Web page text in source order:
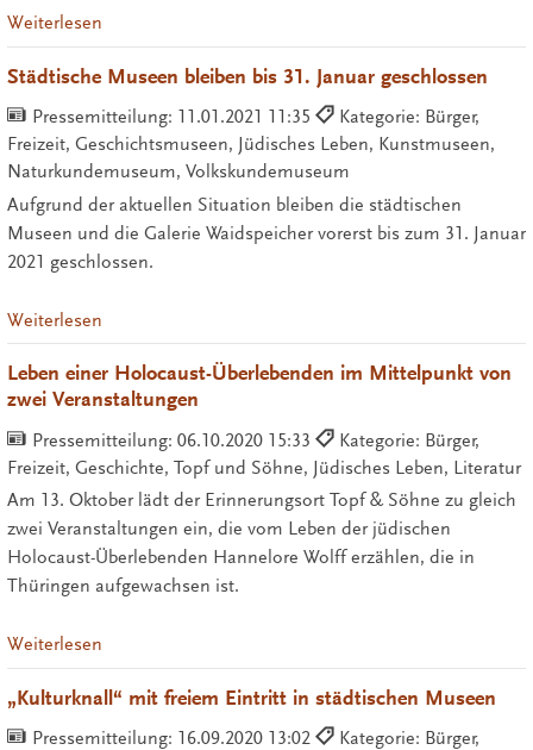
Weiterlesen
Städtische Museen bleiben bis 31. Januar geschlossen
Pressemitteilung: 11.01.2021 11:35
Kategorie: Bürger,
Freizeit, Geschichtsmuseen, Jüdisches Leben, Kunstmuseen,
Naturkundemuseum, Volkskundemuseum
Aufgrund der aktuellen Situation bleiben die städtischen
Museen und die Galerie Waidspeicher vorerst bis zum 31. Januar
2021 geschlossen.
Weiterlesen
Leben einer Holocaust-Überlebenden im Mittelpunkt von
zwei Veranstaltungen
Pressemitteilung: 06.10.2020 15:33
Kategorie: Bürger,
Freizeit, Geschichte, Topf und Söhne, Jüdisches Leben, Literatur
Am 13. Oktober lädt der Erinnerungsort Topf & Söhne zu gleich
zwei Veranstaltungen ein, die vom Leben der jüdischen
Holocaust-Überlebenden Hannelore Wolff erzählen, die in
Thüringen aufgewachsen ist.
Weiterlesen
„Kulturknall“ mit freiem Eintritt in städtischen Museen
Pressemitteilung: 16.09.2020 13:02
Kategorie: Bürger,